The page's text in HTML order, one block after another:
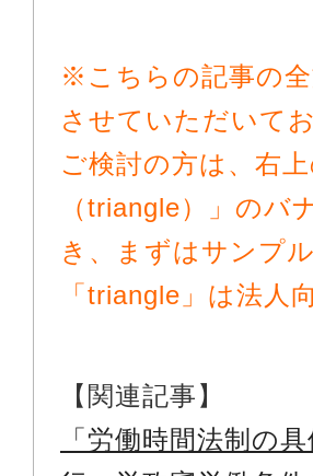
※こちらの記事の
させていただいて
ご検討の方は、右
（triangle）」の
き、まずはサンプ
「triangle」は法人
【関連記事】
「労働時間法制の